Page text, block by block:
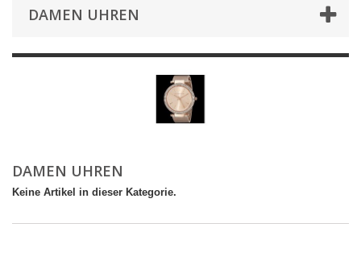
DAMEN UHREN
DAMEN UHREN
Keine Artikel in dieser Kategorie.